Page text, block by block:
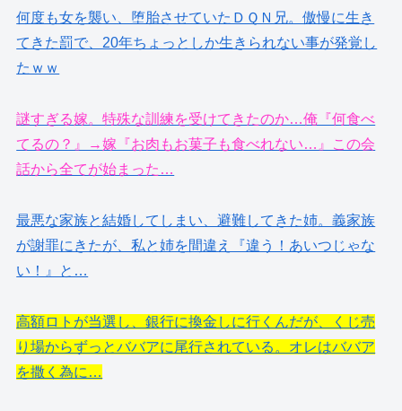
何度も女を襲い、堕胎させていたＤＱＮ兄。傲慢に生き
てきた罰で、20年ちょっとしか生きられない事が発覚し
たｗｗ
謎すぎる嫁。特殊な訓練を受けてきたのか…俺『何食べ
てるの？』→嫁『お肉もお菓子も食べれない…』この会
話から全てが始まった…
最悪な家族と結婚してしまい、避難してきた姉。義家族
が謝罪にきたが、私と姉を間違え『違う！あいつじゃな
い！』と…
高額ロトが当選し、銀行に換金しに行くんだが、くじ売
り場からずっとババアに尾行されている。オレはババア
を撒く為に…